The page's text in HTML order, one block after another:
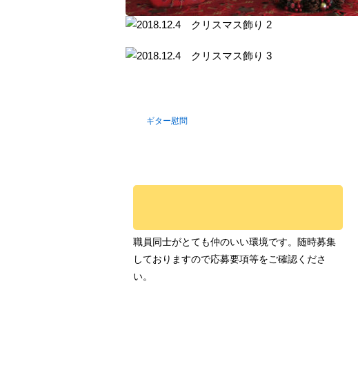
ギター慰問
職員同士がとても仲のいい環境です。随時募集
しておりますので応募要項等をご確認くださ
い。